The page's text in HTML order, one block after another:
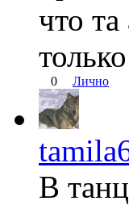
что
0 Лично
В